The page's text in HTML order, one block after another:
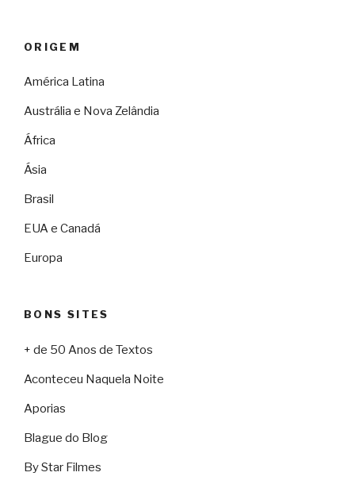
ORIGEM
América Latina
Austrália e Nova Zelândia
África
Ásia
Brasil
EUA e Canadá
Europa
BONS SITES
+ de 50 Anos de Textos
Aconteceu Naquela Noite
Aporias
Blague do Blog
By Star Filmes